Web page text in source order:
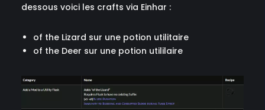
dessous voici les crafts via Einhar :
of the Lizard sur une potion utilitaire
of the Deer sur une potion utililaire